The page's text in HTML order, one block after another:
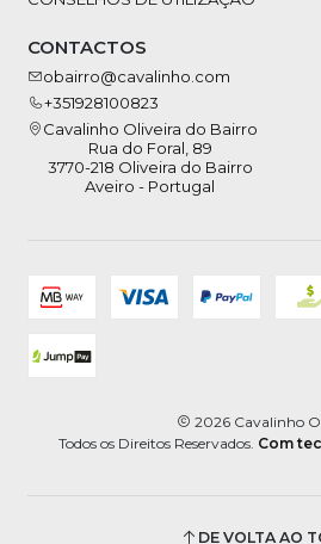
CONTACTOS
obairro@cavalinho.com
+351928100823
Cavalinho Oliveira do Bairro
Rua do Foral, 89
3770-218 Oliveira do Bairro
Aveiro - Portugal
2026 Cavalinho
Todos os Direitos Reservados. Com
DE VOLTA AO